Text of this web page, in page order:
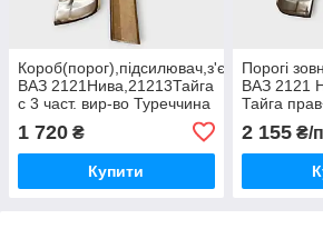
Короб(порог),підсилювач,з'єднувач
ВАЗ 2121Нива,21213Тайга
с 3 част. вир-во Туреччина
1 720 ₴
Купити
Порогі
ВАЗ 2121
Тайга
2 155₴/